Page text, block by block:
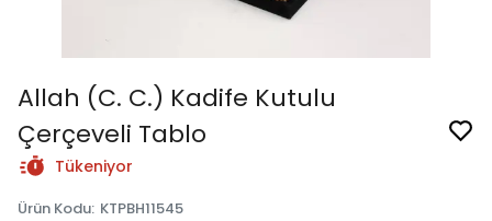
Allah (C. C.) Kadife Kutulu
Çerçeveli Tablo
Tükeniyor
Ürün Kodu: KTPBH11545